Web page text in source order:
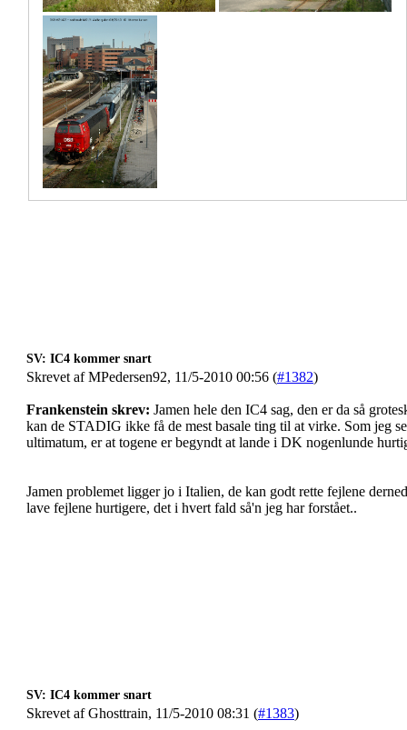
SV: IC4 kommer snart
Skrevet af MPedersen92, 11/5-2010 00:56 (#1382)
Frankenstein skrev: Jamen hele den IC4 sag, den er da så
kan de STADIG ikke få de mest basale ting til at virke. Som jeg
ultimatum, er at togene er begyndt at lande i DK nogenlunde
Jamen problemet ligger jo i Italien, de kan godt rette fejlene
lave fejlene hurtigere, det i hvert fald så'n jeg har forstået..
SV: IC4 kommer snart
Skrevet af Ghosttrain, 11/5-2010 08:31 (#1383)